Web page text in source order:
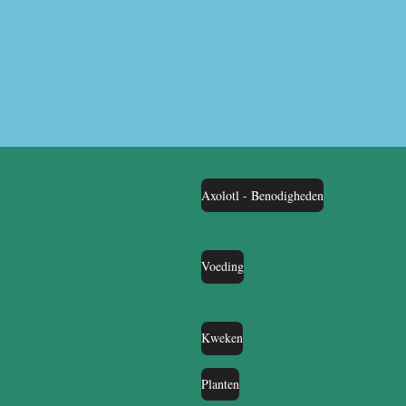
Axolotl - Benodigheden
Voeding
Kweken
Planten